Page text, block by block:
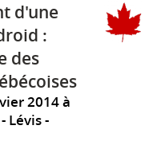
d'une
:
des
2014 à
Lévis